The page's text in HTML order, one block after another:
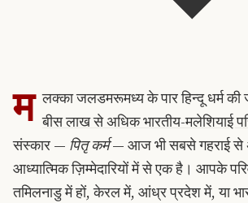
म लक्का जलडमरूमध्य के पार हिन्दू धर्म की
बीस लाख से अधिक भारतीय-मलेशियाई
संस्कार — पितृ कर्म— आज भी सबसे गहराई से
आध्यात्मिक ज़िम्मेदारियों में से एक है। आपके
तमिलनाडु में हों, केरल में, आंध्र प्रदेश में, या